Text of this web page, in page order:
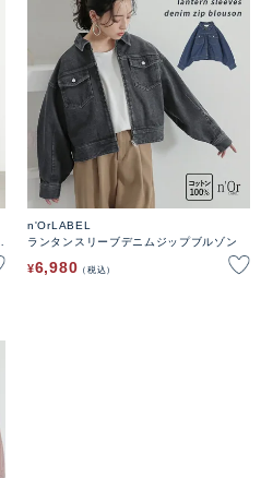
n'OrLABEL
ランタンスリーブデニムジップブルゾン
¥6,980 税込